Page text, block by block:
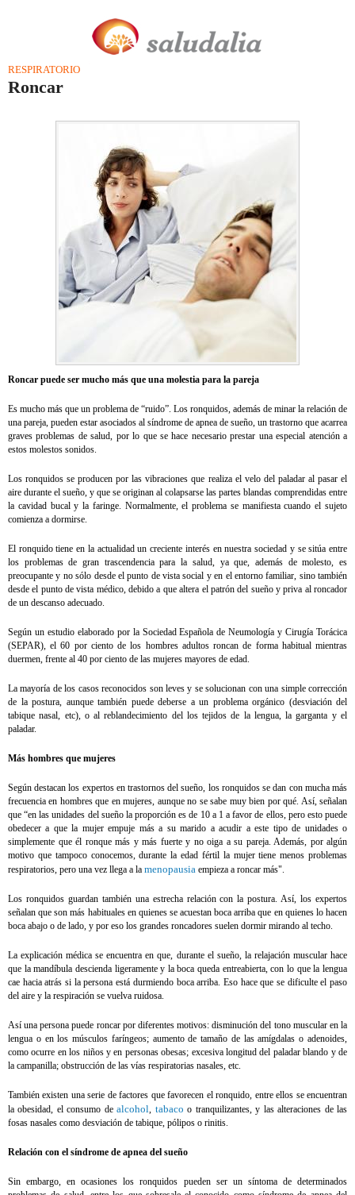
RESPIRATORIO
Roncar
Roncar puede ser mucho más que una molestia para la pareja
Es mucho más que un problema de “ruido”. Los ronquidos, además de minar la relación de
una pareja, pueden estar asociados al síndrome de apnea de sueño, un trastorno que acarrea
graves problemas de salud, por lo que se hace necesario prestar una especial atención a
estos molestos sonidos.
Los ronquidos se producen por las vibraciones que realiza el velo del paladar al pasar el
aire durante el sueño, y que se originan al colapsarse las partes blandas comprendidas entre
la cavidad bucal y la faringe. Normalmente, el problema se manifiesta cuando el sujeto
comienza a dormirse.
El ronquido tiene en la actualidad un creciente interés en nuestra sociedad y se sitúa entre
los problemas de gran trascendencia para la salud, ya que, además de molesto, es
preocupante y no sólo desde el punto de vista social y en el entorno familiar, sino también
desde el punto de vista médico, debido a que altera el patrón del sueño y priva al roncador
de un descanso adecuado.
Según un estudio elaborado por la Sociedad Española de Neumología y Cirugía Torácica
(SEPAR), el 60 por ciento de los hombres adultos roncan de forma habitual mientras
duermen, frente al 40 por ciento de las mujeres mayores de edad.
La mayoría de los casos reconocidos son leves y se solucionan con una simple corrección
de la postura, aunque también puede deberse a un problema orgánico (desviación del
tabique nasal, etc), o al reblandecimiento del los tejidos de la lengua, la garganta y el
paladar.
Más hombres que mujeres
Según destacan los expertos en trastornos del sueño, los ronquidos se dan con mucha más
frecuencia en hombres que en mujeres, aunque no se sabe muy bien por qué. Así, señalan
que “en las unidades del sueño la proporción es de 10 a 1 a favor de ellos, pero esto puede
obedecer a que la mujer empuje más a su marido a acudir a este tipo de unidades o
simplemente que él ronque más y más fuerte y no oiga a su pareja. Además, por algún
motivo que tampoco conocemos, durante la edad fértil la mujer tiene menos problemas
respiratorios, pero una vez llega a la menopausia empieza a roncar más".
Los ronquidos guardan también una estrecha relación con la postura. Así, los expertos
señalan que son más habituales en quienes se acuestan boca arriba que en quienes lo hacen
boca abajo o de lado, y por eso los grandes roncadores suelen dormir mirando al techo.
La explicación médica se encuentra en que, durante el sueño, la relajación muscular hace
que la mandíbula descienda ligeramente y la boca queda entreabierta, con lo que la lengua
cae hacia atrás si la persona está durmiendo boca arriba. Eso hace que se dificulte el paso
del aire y la respiración se vuelva ruidosa.
Así una persona puede roncar por diferentes motivos: disminución del tono muscular en la
lengua o en los músculos faríngeos; aumento de tamaño de las amígdalas o adenoides,
como ocurre en los niños y en personas obesas; excesiva longitud del paladar blando y de
la campanilla; obstrucción de las vías respiratorias nasales, etc.
También existen una serie de factores que favorecen el ronquido, entre ellos se encuentran
la obesidad, el consumo dealcohol, tabaco o tranquilizantes, y las alteraciones de las
fosas nasales como desviación de tabique, pólipos o rinitis.
Relación con el síndrome de apnea del sueño
Sin embargo, en ocasiones los ronquidos pueden ser un síntoma de determinados